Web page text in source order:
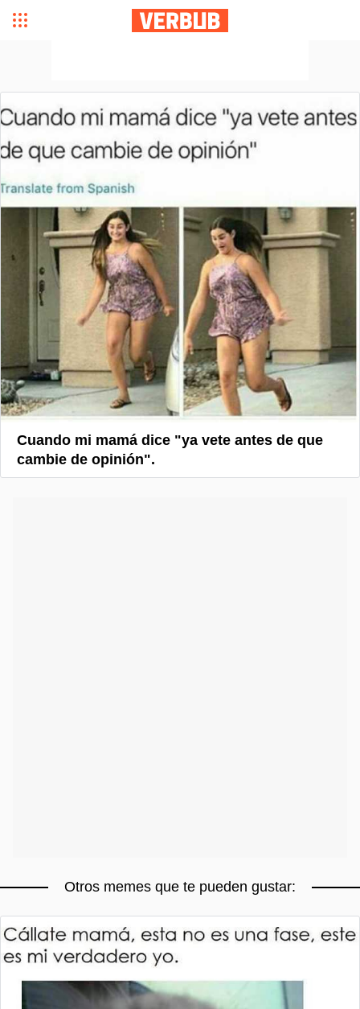
Cuando mi mamá dice "ya vete antes de que
cambie de opinión".
Otros memes que te pueden gustar: